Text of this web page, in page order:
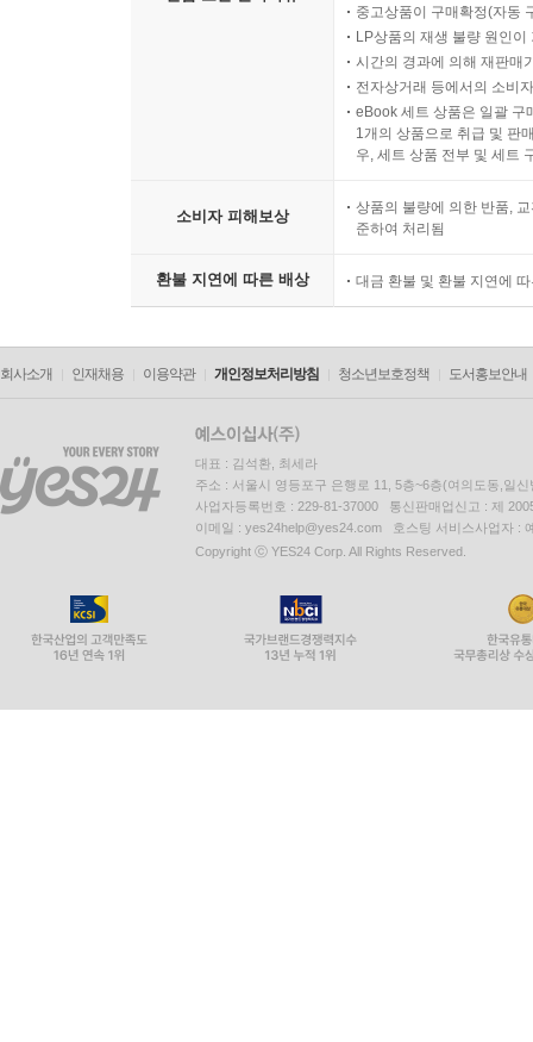
중고상품이 구매확정(자동
LP상품의 재생 불량 원인
시간의 경과에 의해 재판매
전자상거래 등에서의 소비
eBook 세트 상품은 일괄 구
1개의 상품으로 취급 및 판
우, 세트 상품 전부 및 세트
소비자 피해보상
상품의 불량에 의한 반품,
준하여 처리됨
환불 지연에 따른 배상 대금 환불 및 환불 지연에
회사소개 인재채용 이용약관 개인정보처리방침 청소년보호정책 도서홍보안내
대표 : 김석환, 최세라
주소 : 서울시 영등포구 은행로 11, 5층~6층(여의도동,일신
사업자등록번호 : 229-81-37000 통신판매업신고 : 제
이메일 : yes24help@yes24.com 호스팅 서비스사업자 :
Copyright ⓒ YES24 Corp. All Rights Reserved.